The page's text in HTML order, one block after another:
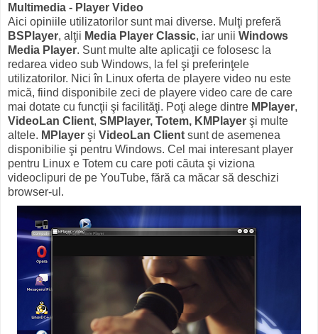
Multimedia - Player Video
Aici opiniile utilizatorilor sunt mai diverse. Mulţi preferă
BSPlayer, alţii Media Player Classic, iar unii Windows
Media Player. Sunt multe alte aplicaţii ce folosesc la
redarea video sub Windows, la fel şi preferinţele
utilizatorilor. Nici în Linux oferta de playere video nu este
mică, fiind disponibile zeci de playere video care de care
mai dotate cu funcţii şi facilităţi. Poţi alege dintre MPlayer,
VideoLan Client, SMPlayer, Totem, KMPlayer şi multe
altele. MPlayer şi VideoLan Client sunt de asemenea
disponibilie şi pentru Windows. Cel mai interesant player
pentru Linux e Totem cu care poti căuta şi viziona
videoclipuri de pe YouTube, fără ca măcar să deschizi
browser-ul.